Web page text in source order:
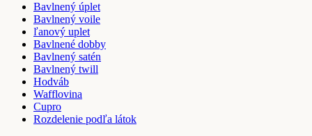
Bavlnený úplet
Bavlnený voile
ľanový uplet
Bavlnené dobby
Bavlnený satén
Bavlnený twill
Hodváb
Wafflovina
Cupro
Rozdelenie podľa látok